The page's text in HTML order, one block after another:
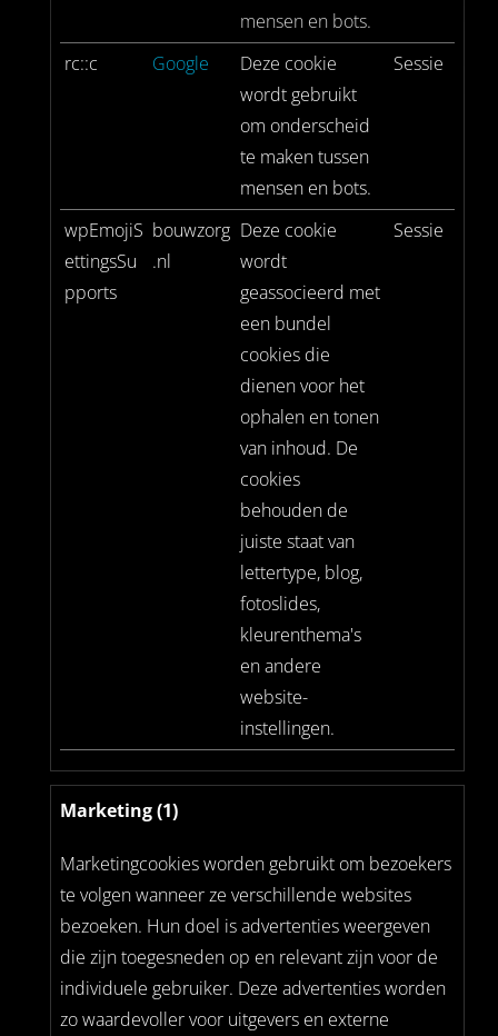
mensen en bots.
rc::c Google
Deze cookie
wordt gebruikt
om onderscheid
te maken tussen
mensen en bots.
Sessie
wpEmojiS
ettingsSu
pports
bouwzorg
.nl
Deze cookie
wordt
geassocieerd met
een bundel
cookies die
dienen voor het
ophalen en tonen
van inhoud. De
cookies
behouden de
juiste staat van
lettertype, blog,
fotoslides,
kleurenthema's
en andere
website-
instellingen.
Sessie
Marketing (1)
Marketingcookies worden gebruikt om bezoekers
te volgen wanneer ze verschillende websites
bezoeken. Hun doel is advertenties weergeven
die zijn toegesneden op en relevant zijn voor de
individuele gebruiker. Deze advertenties worden
zo waardevoller voor uitgevers en externe